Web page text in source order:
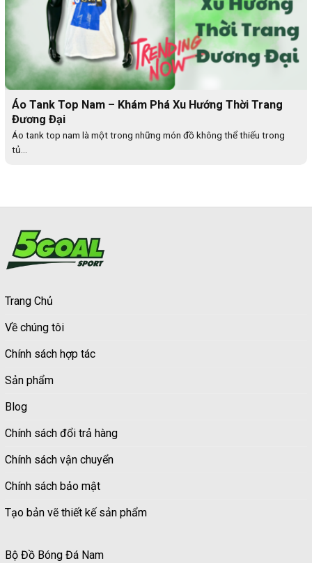
Áo Tank Top Nam – Khám Phá Xu Hướng Thời Trang
Đương Đại
Áo tank top nam là một trong những món đồ không thể thiếu trong
tủ...
Trang Chủ
Về chúng tôi
Chính sách hợp tác
Sản phẩm
Blog
Chính sách đổi trả hàng
Chính sách vận chuyển
Chính sách bảo mật
Tạo bản vẽ thiết kế sản phẩm
Bộ Đồ Bóng Đá Nam